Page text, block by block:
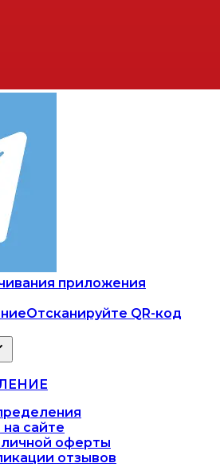
Отсканируйте QR-код
на сайте
оферты
отзывов